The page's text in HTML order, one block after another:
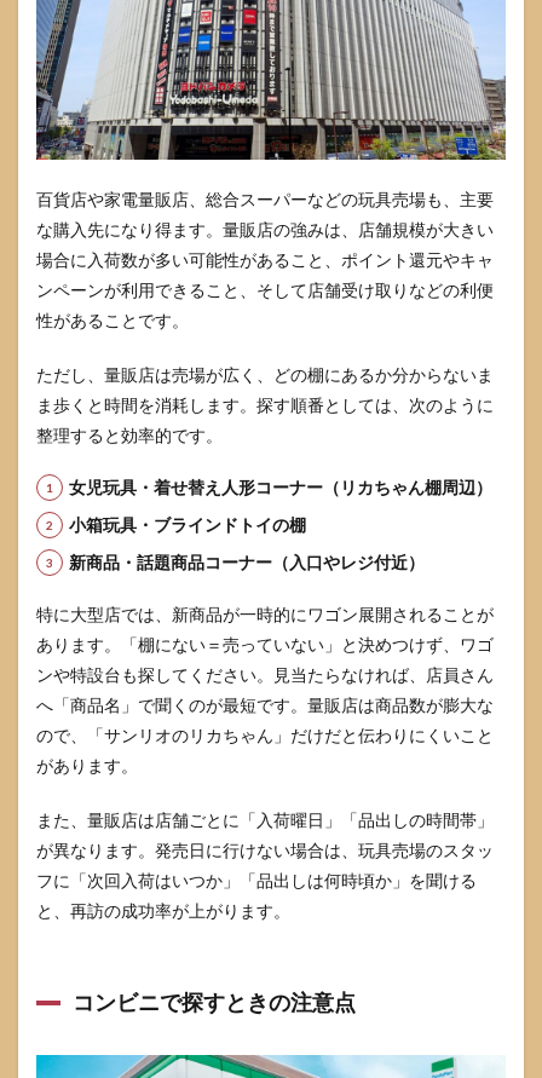
コン
プリ
ート
でき
る？
6.5
後は
いつ
まで
買え
百貨店や家電量販店、総合スーパーなどの玩具売場も、主要
な購入先になり得ます。量販店の強みは、店舗規模が大きい
場合に入荷数が多い可能性があること、ポイント還元やキャ
ンペーンが利用できること、そして店舗受け取りなどの利便
性があることです。
ただし、量販店は売場が広く、どの棚にあるか分からないま
ま歩くと時間を消耗します。探す順番としては、次のように
整理すると効率的です。
女児玩具・着せ替え人形コーナー（リカちゃん棚周辺）
小箱玩具・ブラインドトイの棚
新商品・話題商品コーナー（入口やレジ付近）
特に大型店では、新商品が一時的にワゴン展開されることが
あります。「棚にない＝売っていない」と決めつけず、ワゴ
ンや特設台も探してください。見当たらなければ、店員さん
へ「商品名」で聞くのが最短です。量販店は商品数が膨大な
ので、「サンリオのリカちゃん」だけだと伝わりにくいこと
があります。
また、量販店は店舗ごとに「入荷曜日」「品出しの時間帯」
が異なります。発売日に行けない場合は、玩具売場のスタッ
フに「次回入荷はいつか」「品出しは何時頃か」を聞ける
と、再訪の成功率が上がります。
コンビニで探すときの注意点